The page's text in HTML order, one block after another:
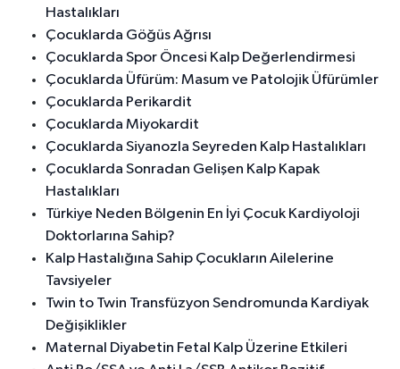
Hastalıkları
Çocuklarda Göğüs Ağrısı
Çocuklarda Spor Öncesi Kalp Değerlendirmesi
Çocuklarda Üfürüm: Masum ve Patolojik Üfürümler
Çocuklarda Perikardit
Çocuklarda Miyokardit
Çocuklarda Siyanozla Seyreden Kalp Hastalıkları
Çocuklarda Sonradan Gelişen Kalp Kapak
Hastalıkları
Türkiye Neden Bölgenin En İyi Çocuk Kardiyoloji
Doktorlarına Sahip?
Kalp Hastalığına Sahip Çocukların Ailelerine
Tavsiyeler
Twin to Twin Transfüzyon Sendromunda Kardiyak
Değişiklikler
Maternal Diyabetin Fetal Kalp Üzerine Etkileri